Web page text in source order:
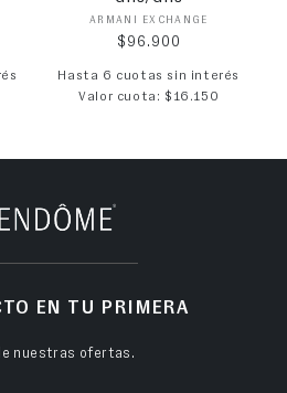
Proveedor:
ARMANI EXCHANGE
Precio habitual
$96.900
Hasta 6 cuotas sin interés
Valor cuota: $16.150
EN TU PRIMERA
nuestras ofertas.